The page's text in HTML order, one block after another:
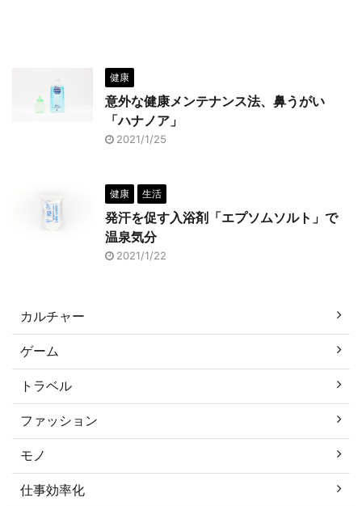
健康
意外な健康メンテナンス法、鼻うがい
「ハナノア」
2021/1/25
健康 生活
発汗を促す入浴剤「エプソムソルト」で
温泉気分
2021/1/22
カルチャー
ゲーム
トラベル
ファッション
モノ
仕事効率化